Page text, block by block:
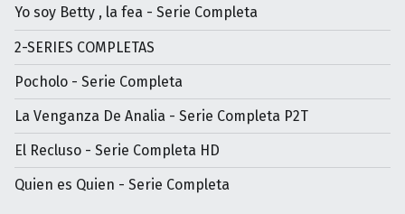
Yo soy Betty , la fea - Serie Completa
2-SERIES COMPLETAS
Pocholo - Serie Completa
La Venganza De Analia - Serie Completa P2T
El Recluso - Serie Completa HD
Quien es Quien - Serie Completa